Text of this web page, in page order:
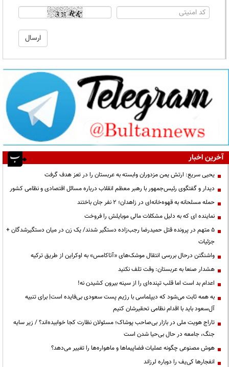
آخرین اخبار
یحیی سریع: ارتش یمن مزدوران وابسته به عربستان را در تعز هدف گرفت
دیدار و گفتگوی رئیس‌جمهور با رهبر معظم انقلاب درباره مسائل اقتصادی و نظامی کشور
حمله مسلحانه به قهوه‌خانه‌ای در زاهدان؛ ۲ نفر جان باختند
نماینده ای که به دلیل مشکلات مالی موبایلش را فروخت
۵ متهم در پرونده قتل حمیدرضا رجب‌زاده دستگیر شدند/ یک زن در میان دستگیرشدگان +
جزئیات
واشنگتن درحال بررسی انتقال موشک‌های «آتاکامس» به اوکراین از طریق ترکیه
هشدار صنعا به عربستان: وقت تلف نکنید
اعدام بد است اما قلب تپنده‌ای را از سینه بیرون کشیدن نه!
به همه ثابت می‌شود که دیپلماسی با رژیم پست سعودی بی‌فایده است| برای تنبیه
آل‌سعود باید با اقدام نظامی تحقیرشان کنیم
تاراج هویت ملی در بازار بی‌صاحب پوشاک؛ مسئولان نظارت کجا خوابیده‌اند؟ / زیر سایه
جنگ، جامعه در حال بی‌حیا شدن است
هوش مصنوعی چگونه عملیات فضاپیماها و ماهواره‌ها را تغییر می‌دهد؟
انفجارها کی‌یف را دوباره لرزاند